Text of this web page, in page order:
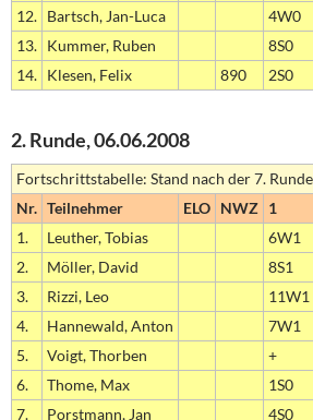
12. Bartsch, Jan-Luca 4W0
13. Kummer, Ruben 8S0
14. Klesen, Felix 890 2S0
2. Runde, 06.06.2008
Fortschrittstabelle: Stand nach der 7.
Nr. Teilnehmer ELO NWZ 1
1.
Leuther, Tobias 6W1
2.
Möller, David 8S1
3.
Rizzi, Leo 11W1
4.
Hannewald, Anton 7W1
5.
Voigt, Thorben +
6.
Thome, Max 1S0
7.
Porstmann, Jan 4S0